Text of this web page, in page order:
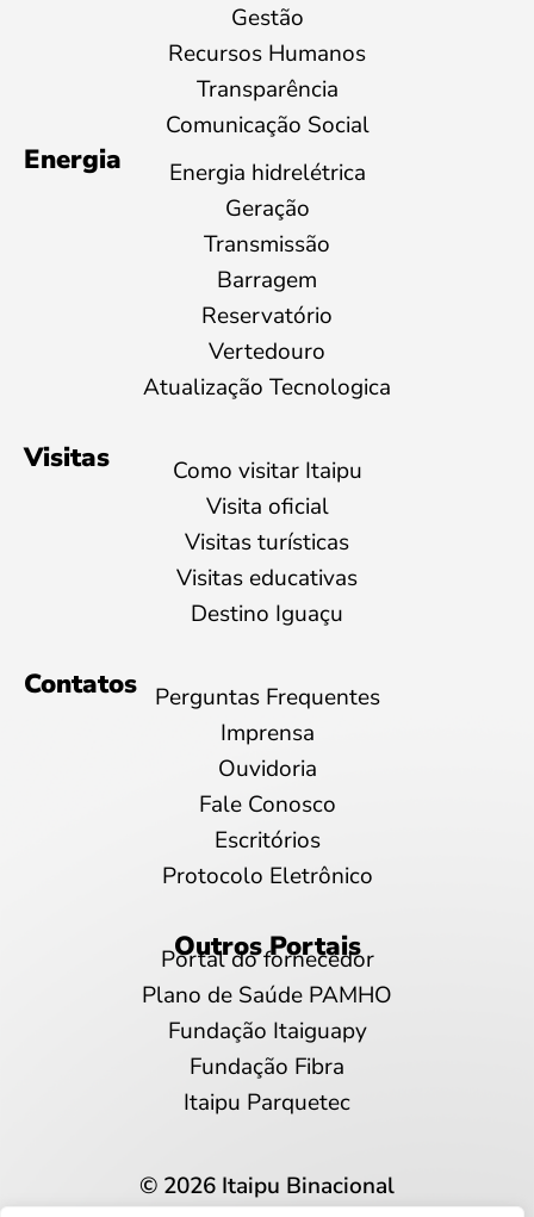
Gestão
Recursos Humanos
Transparência
Comunicação Social
Energia
Energia hidrelétrica
Geração
Transmissão
Barragem
Reservatório
Vertedouro
Atualização Tecnologica
Visitas
Como visitar Itaipu
Visita oficial
Visitas turísticas
Visitas educativas
Destino Iguaçu
Contatos
Perguntas Frequentes
Imprensa
Ouvidoria
Fale Conosco
Escritórios
Protocolo Eletrônico
Outros Portais
Portal do fornecedor
Plano de Saúde PAMHO
Fundação Itaiguapy
Fundação Fibra
Itaipu Parquetec
© 2026 Itaipu Binacional